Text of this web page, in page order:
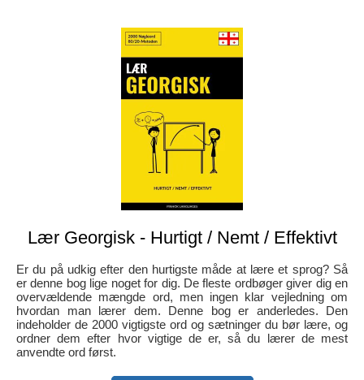
Lær Georgisk - Hurtigt / Nemt / Effektivt
Er du på udkig efter den hurtigste måde at lære et sprog? Så
er denne bog lige noget for dig. De fleste ordbøger giver dig en
overvældende mængde ord, men ingen klar vejledning om
hvordan man lærer dem. Denne bog er anderledes. Den
indeholder de 2000 vigtigste ord og sætninger du bør lære, og
ordner dem efter hvor vigtige de er, så du lærer de mest
anvendte ord først.